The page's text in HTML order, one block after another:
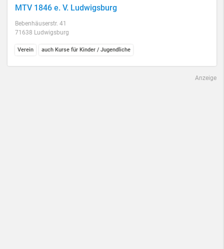
MTV 1846 e. V. Ludwigsburg
Bebenhäuserstr. 41
71638 Ludwigsburg
Verein auch Kurse für Kinder / Jugendliche
Anzeige